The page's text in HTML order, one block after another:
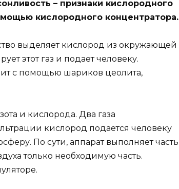
– признаки кислородного
кислородного концентратора.
выделяет кислород из окружающей
этот газ и подает человеку.
с помощью шариков цеолита,
и кислорода. Два газа
кислород подается человеку
По сути, аппарат выполняет часть
только необходимую часть.